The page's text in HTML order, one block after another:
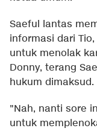
Saeful lantas
informasi dari
untuk menolak
Donny, terang
hukum dimaksud.
"Nah, nanti sore
untuk